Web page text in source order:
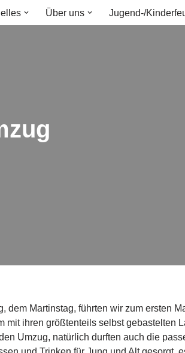
Über uns Jugend-/
dem Martinstag, führten wir zum ersten
mit ihren größtenteils selbst gebastelten
Umzug, natürlich durften auch die